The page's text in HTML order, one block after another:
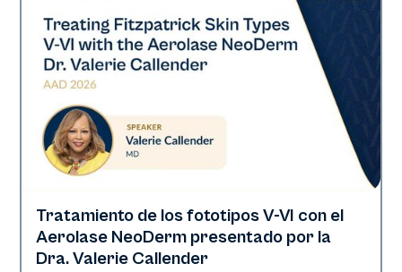
Neo Elite | Presentaciones
Tratamiento de los fototipos V-VI con el
Aerolase NeoDerm presentado por la
Dra. Valerie Callender